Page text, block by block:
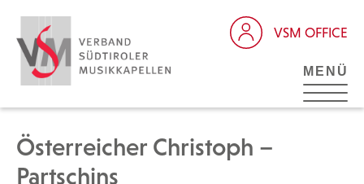
VSM OFFICE
MENÜ
Österreicher Christoph –
Partschins